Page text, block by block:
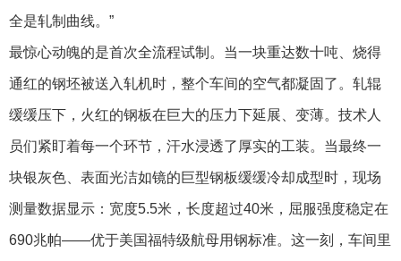
全是轧制曲线。”
最惊心动魄的是首次全流程试制。当一块重达数十吨、烧得
通红的钢坯被送入轧机时，整个车间的空气都凝固了。轧辊
缓缓压下，火红的钢板在巨大的压力下延展、变薄。技术人
员们紧盯着每一个环节，汗水浸透了厚实的工装。当最终一
块银灰色、表面光洁如镜的巨型钢板缓缓冷却成型时，现场
测量数据显示：宽度5.5米，长度超过40米，屈服强度稳定在
690兆帕——优于美国福特级航母用钢标准。这一刻，车间里